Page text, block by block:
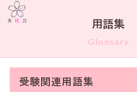
用語集
Glossary
受験関連用語集